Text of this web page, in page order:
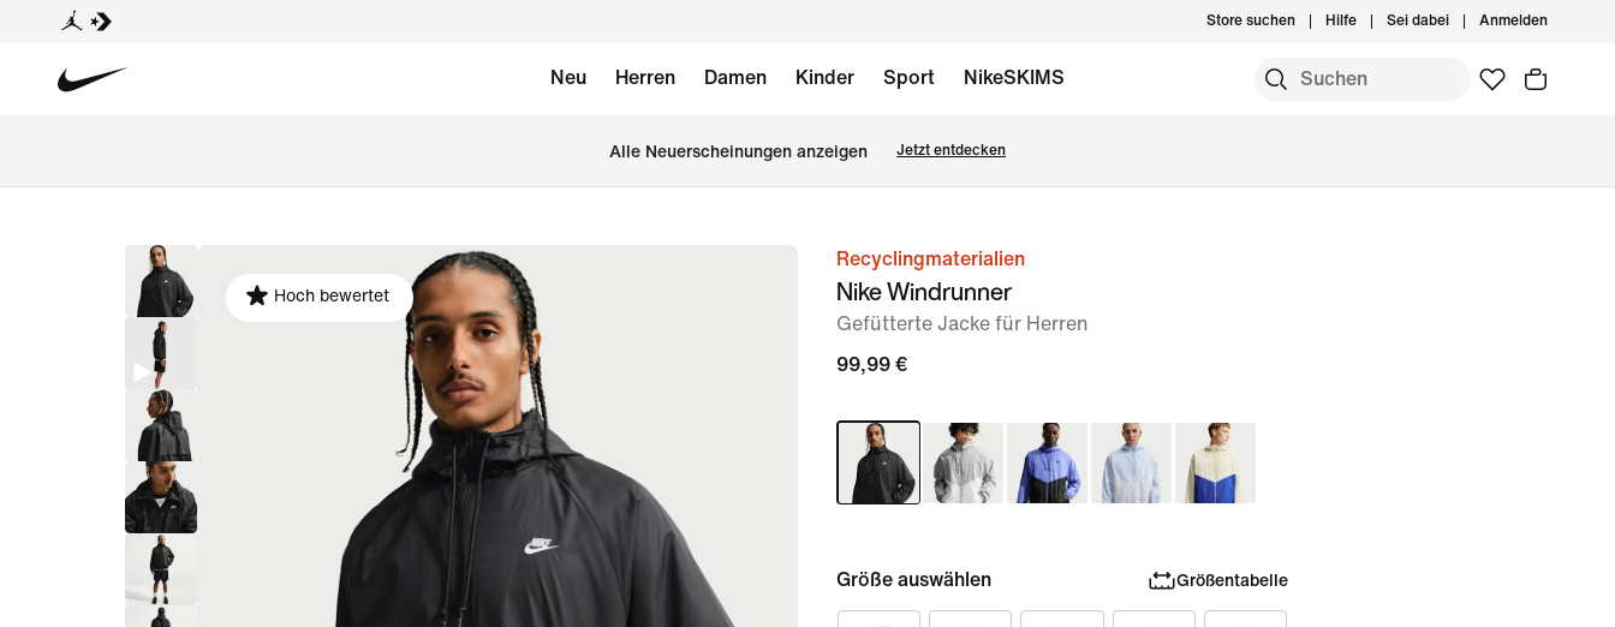
Store suchen Hilfe Sei dabei Anmelden
Neu Herren Damen Kinder Sport NikeSKIMS
Alle Neuerscheinungen anzeigen Jetzt entdecken
Bild 1
Hoch bewertet
Recyclingmaterialien
Nike Windrunner
Gefütterte Jacke für Herren
99,99 €
Größe auswählen Größentabelle